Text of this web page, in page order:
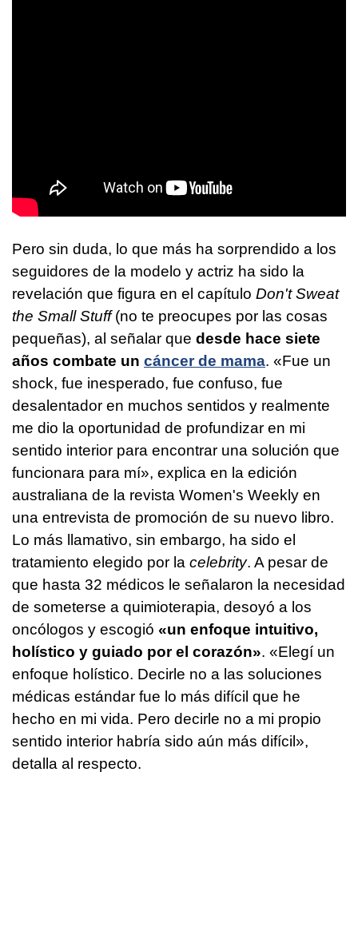
Pero sin duda, lo que más ha sorprendido a los
seguidores de la modelo y actriz ha sido la
revelación que figura en el capítulo Don't Sweat
the Small Stuff(no te preocupes por las cosas
pequeñas), al señalar que desde hace siete
años combate un cáncer de mama. «Fue un
shock, fue inesperado, fue confuso, fue
desalentador en muchos sentidos y realmente
me dio la oportunidad de profundizar en mi
sentido interior para encontrar una solución que
funcionara para mí», explica en la edición
australiana de la revista Women's Weekly en
una entrevista de promoción de su nuevo libro.
Lo más llamativo, sin embargo, ha sido el
tratamiento elegido por la celebrity. A pesar de
que hasta 32 médicos le señalaron la necesidad
de someterse a quimioterapia, desoyó a los
oncólogos y escogió «un enfoque intuitivo,
holístico y guiado por el corazón». «Elegí un
enfoque holístico. Decirle no a las soluciones
médicas estándar fue lo más difícil que he
hecho en mi vida. Pero decirle no a mi propio
sentido interior habría sido aún más difícil»,
detalla al respecto.